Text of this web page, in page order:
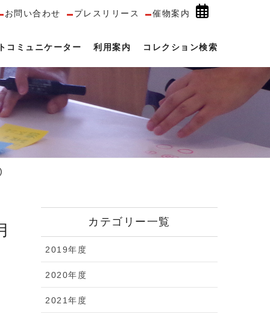
お問い合わせ プレスリリース 催物案内
コミュニケーター 利用案内 コレクション検索
カテゴリー一覧
2019年度
2020年度
2021年度